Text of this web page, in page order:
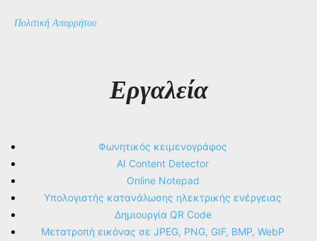
Πολιτική Απορρήτου
Εργαλεία
Φωνητικός κειμενογράφος
AI Content Detector
Online Notepad
Υπολογιστής κατανάλωσης ηλεκτρικής ενέργειας
Δημιουργία QR Code
Μετατροπή εικόνας σε JPEG, PNG, GIF, BMP, WebP